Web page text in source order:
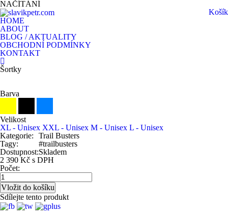
NAČÍTÁNÍ
Košík
HOME
ABOUT
BLOG / AKTUALITY
OBCHODNÍ PODMÍNKY
KONTAKT
Šortky
Barva
Velikost
XL - Unisex XXL - Unisex M - Unisex L - Unisex
Kategorie:
Trail Busters
Tagy:
#trailbusters
Dostupnost:Skladem
2 390 Kč s DPH
Počet:
Sdílejte tento produkt